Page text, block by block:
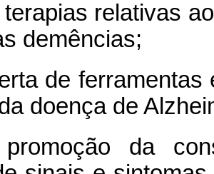
relativas
demências;
de
doença de
da